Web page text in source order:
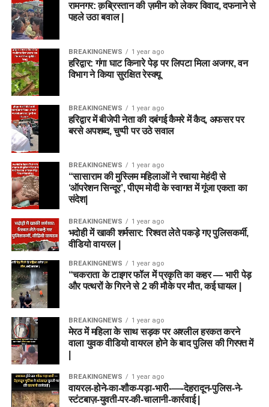
रामनगर: क़ब्रिस्तान की ज़मीन को लेकर विवाद, दफनाने से
पहले उठा बवाल |
BREAKINGNEWS 1 year ago
हरिद्वार: गंगा घाट किनारे पेड़ पर लिपटा मिला अजगर, वन
विभाग ने किया सुरक्षित रेस्क्यू
BREAKINGNEWS 1 year ago
हरिद्वार में बीजेपी नेता की दबंगई कैमरे में कैद, अफसर पर
बरसे अपशब्द, चुप्पी पर उठे सवाल
BREAKINGNEWS 1 year ago
“सासाराम की मुस्लिम महिलाओं ने रचाया मेहंदी से
‘ऑपरेशन सिन्दूर’, पीएम मोदी के स्वागत में गूंजा एकता का
संदेश|
BREAKINGNEWS 1 year ago
भदोही में खाकी शर्मसार: रिश्वत लेते पकड़े गए पुलिसकर्मी,
वीडियो वायरल |
BREAKINGNEWS 1 year ago
“चकराता के टाइगर फॉल में प्रकृति का कहर — भारी पेड़
और पत्थरों के गिरने से 2 की मौके पर मौत, कई घायल |
BREAKINGNEWS 1 year ago
मेरठ में महिला के साथ सड़क पर अश्लील हरकत करने
वाला युवक वीडियो वायरल होने के बाद पुलिस की गिरफ्त में
BREAKINGNEWS 1 year ago
वायरल-होने-का-शौक-पड़ा-भारी-—-देहरादून-पुलिस-ने-
स्टंटबाज़-युवती-पर-की-चालानी-कार्रवाई |